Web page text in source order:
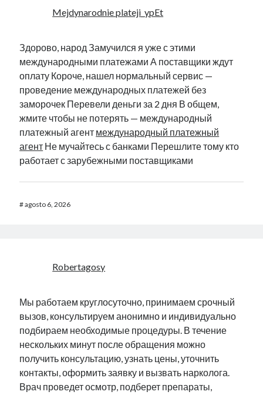
Mejdynarodnie plateji_ypEt
Здорово, народ Замучился я уже с этими
международными платежами А поставщики ждут
оплату Короче, нашел нормальный сервис —
проведение международных платежей без
заморочек Перевели деньги за 2 дня В общем,
жмите чтобы не потерять — международный
платежный агент международный платежный
агент Не мучайтесь с банками Перешлите тому кто
работает с зарубежными поставщиками
#agosto 6, 2026
Robertagosy
Мы работаем круглосуточно, принимаем срочный
вызов, консультируем анонимно и индивидуально
подбираем необходимые процедуры. В течение
нескольких минут после обращения можно
получить консультацию, узнать цены, уточнить
контакты, оформить заявку и вызвать нарколога.
Врач проведет осмотр, подберет препараты,